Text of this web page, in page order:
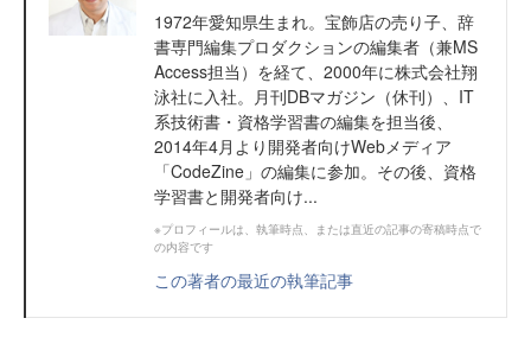
1972年愛知県生まれ。宝飾店の売り子、辞
書専門編集プロダクションの編集者（兼MS
Access担当）を経て、2000年に株式会社翔
泳社に入社。月刊DBマガジン（休刊）、IT
系技術書・資格学習書の編集を担当後、
2014年4月より開発者向けWebメディア
「CodeZine」の編集に参加。その後、資格
学習書と開発者向け...
※プロフィールは、執筆時点、または直近の記事の寄稿時点で
の内容です
この著者の最近の執筆記事